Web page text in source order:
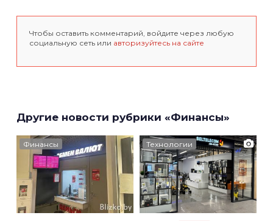
Чтобы оставить комментарий, войдите через любую
социальную сеть или авторизуйтесь на сайте
Другие новости рубрики «Финансы»
Финансы Технологии